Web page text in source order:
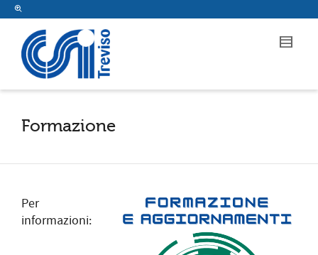
Formazione
Per
informazioni: